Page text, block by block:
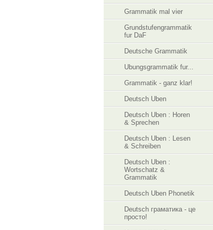
Grammatik mal vier
Grundstufengrammatik
fur DaF
Deutsche Grammatik
Ubungsgrammatik fur...
Grammatik - ganz klar!
Deutsch Uben
Deutsch Uben : Horen
& Sprechen
Deutsch Uben : Lesen
& Schreiben
Deutsch Uben :
Wortschatz &
Grammatik
Deutsch Uben Phonetik
Deutsch граматика - це
просто!